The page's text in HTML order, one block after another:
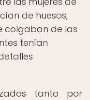
de huesos,
colgaban de las
tenían
tanto por